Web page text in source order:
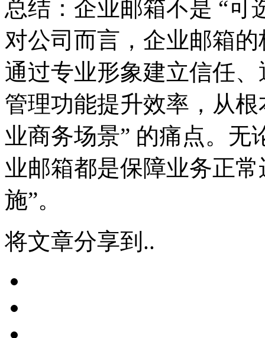
总结：企业邮箱不是 “可
对公司而言，企业邮箱
通过专业形象建立信任
管理功能提升效率，从
业商务场景” 的痛点。无
业邮箱都是保障业务正
施”。
将文章分享到..